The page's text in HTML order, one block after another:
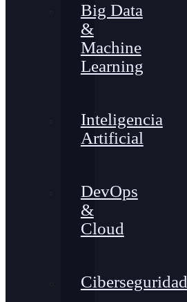
Big Data
&
Machine
Learning
Inteligencia
Artificial
DevOps
&
Cloud
Ciberseguridad